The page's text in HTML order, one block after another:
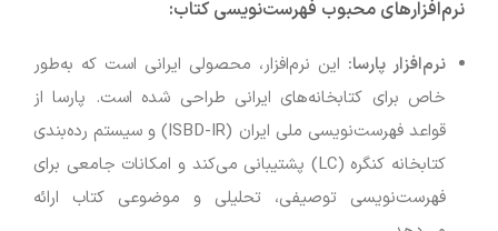
نرم‌افزارهای محبوب فهرست‌نویسی کتاب:
نرم‌افزار پارسا: این نرم‌افزار، محصولی ایرانی است که به‌طور
خاص برای کتابخانه‌های ایرانی طراحی شده است. پارسا از
قواعد فهرست‌نویسی ملی ایران (ISBD-IR) و سیستم رده‌بندی
کتابخانه کنگره (LC) پشتیبانی می‌کند و امکانات جامعی برای
فهرست‌نویسی توصیفی، تحلیلی و موضوعی کتاب ارائه